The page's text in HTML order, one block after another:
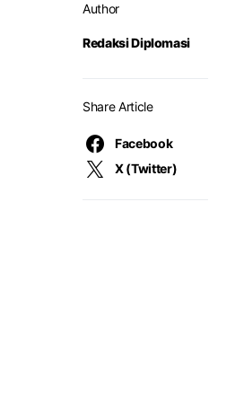
Author
Redaksi Diplomasi
Share Article
Facebook
X (Twitter)